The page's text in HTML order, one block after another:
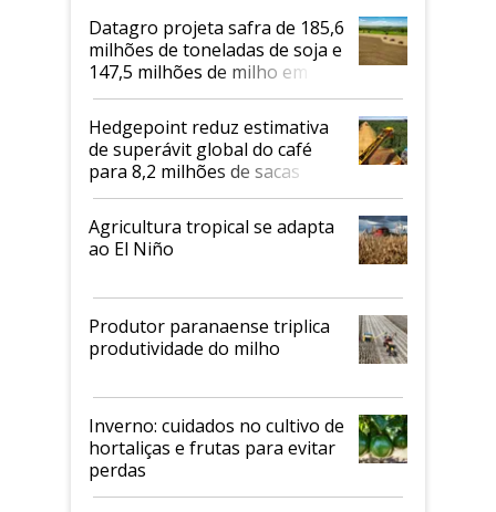
Datagro projeta safra de 185,6
milhões de toneladas de soja e
147,5 milhões de milho em
2026/27
Hedgepoint reduz estimativa
de superávit global do café
para 8,2 milhões de sacas
Agricultura tropical se adapta
ao El Niño
Produtor paranaense triplica
produtividade do milho
Inverno: cuidados no cultivo de
hortaliças e frutas para evitar
perdas